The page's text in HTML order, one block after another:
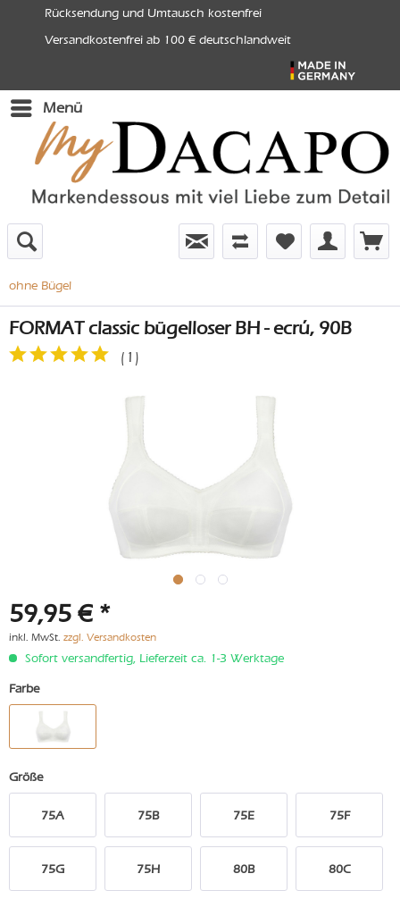
Rücksendung und Umtausch kostenfrei
Versandkostenfrei ab 100 € deutschlandweit
Menü
ohne Bügel
FORMAT classic bügelloser BH - ecrú, 90B
( 1 )
59,95 € *
inkl. MwSt. zzgl. Versandkosten
Sofort versandfertig, Lieferzeit ca. 1-3 Werktage
Farbe
Größe
75A 75B 75E 75F
75G 75H 80B 80C